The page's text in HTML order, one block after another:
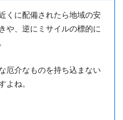
くに配備されたら地域の安
や、逆にミサイルの標的に
厄介なものを持ち込まない
よね。